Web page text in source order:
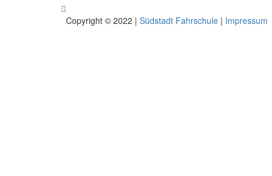
Copyright © 2022 | Südstadt Fahrschule | Impressum